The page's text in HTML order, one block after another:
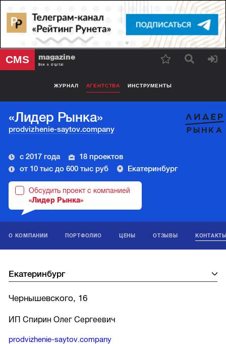
CMS magazine
Все о digital
ЖУРНАЛ АГЕНТСТВА ИНСТРУМЕНТЫ
«Лидер Рынка»
prodvizhenie-saytov.company
с 2017 года
18 проектов
от 10 тыс до 600 тыс руб
Екатеринбург
Обсудить проект с компанией
«Лидер Рынка»
О КОМПАНИИ ПОРТФОЛИО ЦЕНЫ ОТЗЫВЫ
Чернышевского, 16
ИП Спирин Олег Сергеевич
prodvizhenie-saytov.company